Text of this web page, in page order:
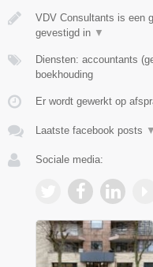
VDV Consultants is een
gevestigd in ▼
Diensten: accountants
boekhouding
Er wordt gewerkt op
Laatste facebook posts ▼
Sociale media: